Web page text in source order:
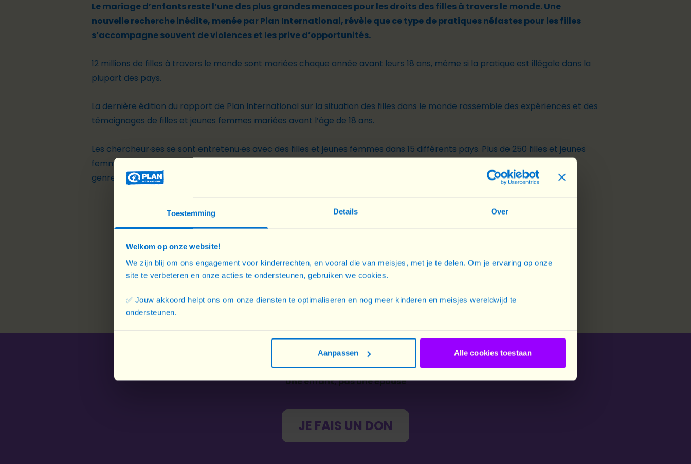
Toestemming Details Over
Welkom op onze website!
We zijn blij om ons engagement voor kinderrechten, en vooral die van meisjes, met je te delen. Om je ervaring op onze
site te verbeteren en onze acties te ondersteunen, gebruiken we cookies.
✅ Jouw akkoord helpt ons om onze diensten te optimaliseren en nog meer kinderen en meisjes wereldwijd te
ondersteunen.
Aanpassen Alle cookies toestaan
Le mariage d’enfants reste l’une des plus grandes menaces pour les droits des filles à travers le monde. Une
nouvelle recherche inédite, menée par Plan International, révèle que ce type de pratiques néfastes pour les filles
s’accompagne souvent de violences et les prive d’opportunités.
12 millions de filles à travers le monde sont mariées chaque année avant leurs 18 ans, même si la pratique est illégale dans la
plupart des pays.
La dernière édition du rapport de Plan International sur la situation des filles dans le monde rassemble des expériences et des
témoignages de filles et jeunes femmes mariées avant l’âge de 18 ans.
Les chercheur∙ses se sont entretenu∙es avec des filles et jeunes femmes dans 15 différents pays. Plus de 250 filles et jeunes
femmes ont partagé leurs expériences personnelles du mariage d’enfants dans l’une des études les plus complètes du
genre. Leurs histoires dévoilent les dommages causés par le mariage précoce.
TÉLÉCHARGER LE RAPPORT COMPLET
TÉLÉCHARGE LA VERSION COURTE
Une enfant, pas une épouse
JE FAIS UN DON